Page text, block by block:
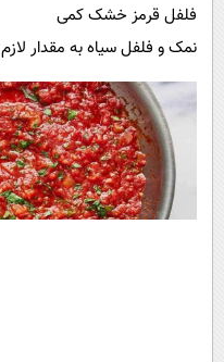
فلفل قرمز خشک کمی
نمک و فلفل سیاه به مقدار لازم